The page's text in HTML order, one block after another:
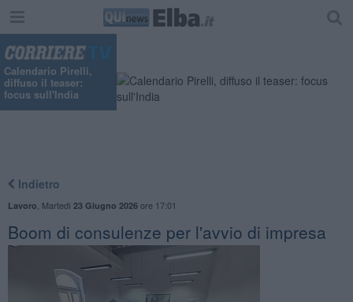
Calendario Pirelli,
diffuso il teaser:
focus sull'India
Indietro
Lavoro Martedì 23 Giugno 2026ore 17:01
Boom di consulenze per l'avvio di impresa